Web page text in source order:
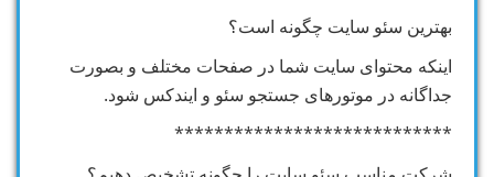
بهترین سئو سایت چگونه است؟
اینکه محتوای سایت شما در صفحات مختلف و بصورت
جداگانه در موتورهای جستجو سئو و ایندکس شود.
****************************